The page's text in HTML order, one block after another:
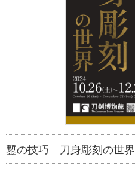
鏨の技巧 刀身彫刻の世界